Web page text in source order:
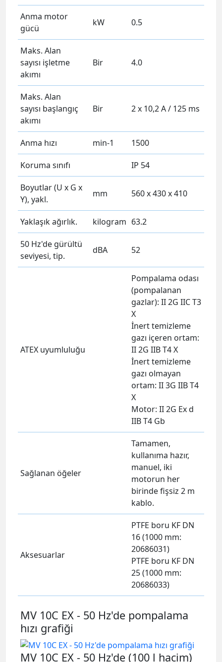
Anma motor
gücü
kW 0.5
Maks. Alan
sayısı işletme
akımı
Bir 4.0
Maks. Alan
sayısı başlangıç ​​
akımı
Bir 2 x 10,2 A / 125 ms
Anma hızı min-1 1500
Koruma sınıfı IP 54
Boyutlar (U x G x
Y), yakl.
mm 560 x 430 x 410
Yaklaşık ağırlık. kilogram 63.2
50 Hz'de gürültü
seviyesi, tip.
dBA 52
ATEX uyumluluğu
Pompalama odası
(pompalanan
gazlar): II 2G IIC T3
X
İnert temizleme
gazı içeren ortam:
II 2G IIB T4 X
İnert temizleme
gazı olmayan
ortam: II 3G IIB T4
X
Motor: II 2G Ex d
IIB T4 Gb
Sağlanan öğeler
Tamamen,
kullanıma hazır,
manuel, iki
motorun her
birinde fişsiz 2 m
kablo.
Aksesuarlar
PTFE boru KF DN
16 (1000 mm:
20686031)
PTFE boru KF DN
25 (1000 mm:
20686033)
MV 10C EX - 50 Hz'de pompalama
hızı grafiği
MV 10C EX - 50 Hz'de (100 l hacim)